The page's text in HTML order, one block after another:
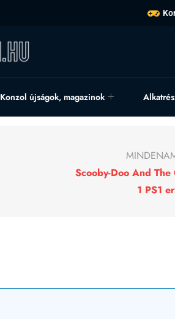
Konzol újságok, magazinok
Scooby-Doo And
1 PS1